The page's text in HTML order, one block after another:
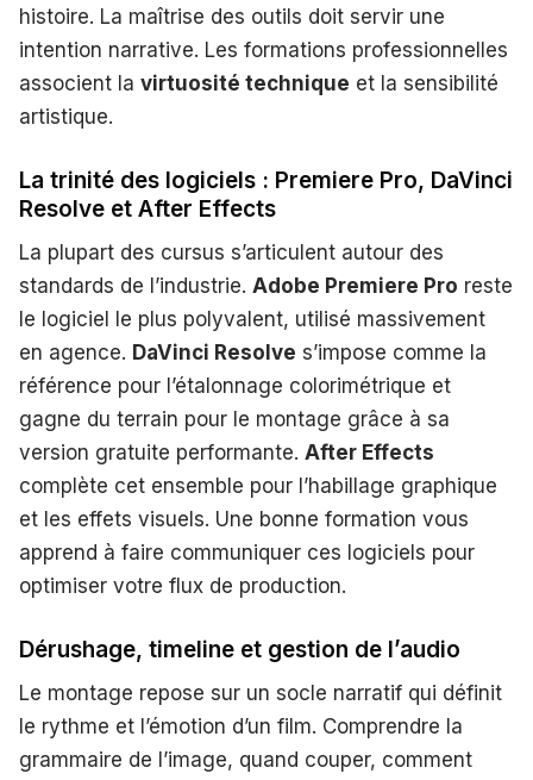
histoire. La maîtrise des outils doit servir une
intention narrative. Les formations professionnelles
associent la virtuosité technique et la sensibilité
artistique.
La trinité des logiciels : Premiere Pro, DaVinci
Resolve et After Effects
La plupart des cursus s’articulent autour des
standards de l’industrie. Adobe Premiere Pro reste
le logiciel le plus polyvalent, utilisé massivement
en agence. DaVinci Resolve s’impose comme la
référence pour l’étalonnage colorimétrique et
gagne du terrain pour le montage grâce à sa
version gratuite performante. After Effects
complète cet ensemble pour l’habillage graphique
et les effets visuels. Une bonne formation vous
apprend à faire communiquer ces logiciels pour
optimiser votre flux de production.
Dérushage, timeline et gestion de l’audio
Le montage repose sur un socle narratif qui définit
le rythme et l’émotion d’un film. Comprendre la
grammaire de l’image, quand couper, comment